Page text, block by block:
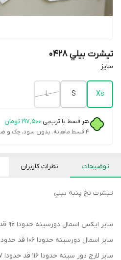
تيشرت بيلي 0428
سايز
Xs
S
L
هر قسط با ترب‌پی:۱۹۷٬۵۰۰ تومان
۴ قسط ماهانه. بدون سود، چک و ضامن.
توضیحات نظرات کاربران
تیشرت نخ پنبه بيلي
سایر ایکس اسمال دورسینه حدودا ۹۶ قد حدودا ۵۹
سایز اسمال دورسینه حدودا ۱۰۶ قد حدودا ۶۱
سایز لارج دور سینه حدودا ۱۱۶ قد حدودا ۶۷